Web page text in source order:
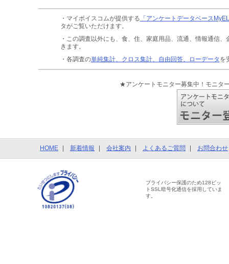
・マイボイスコムが提供する 「アンケートデータベース
タがご覧いただけます。
・この調査以外にも、食、住、家庭用品、流通、情報通信、
きます。
・各調査の単純集計、クロス集計、自由回答、ローデータ を
★アンケートモニター募集中！モニタ
HOME 新着情報 会社案内 よくあるご質問 お問合わせ
プライバシー保護のため128ビッ
トSSL暗号化通信を採用していま
す。